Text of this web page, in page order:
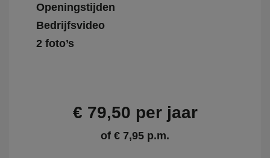
Openingstijden
Bedrijfsvideo
2 foto’s
€ 79,50 per jaar
of € 7,95 p.m.